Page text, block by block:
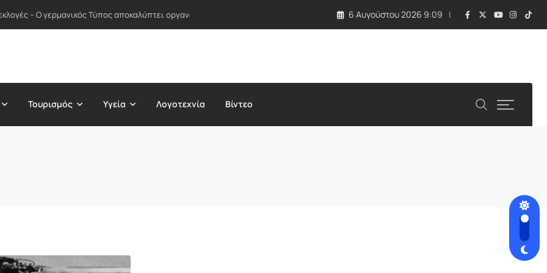
– Ο γερμανικός Τύπος αποκαλύπτει οργανωμένη εκστρατεία παραπληροφόρησης 6 Αυγούστου 2026 9:09
Τουρισμός Υγεία Λογοτεχνία Βίντεο